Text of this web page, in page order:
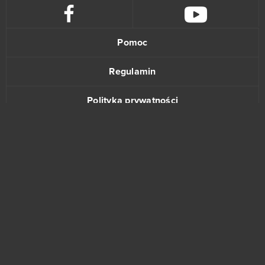
Pomoc
Regulamin
Polityka prywatności